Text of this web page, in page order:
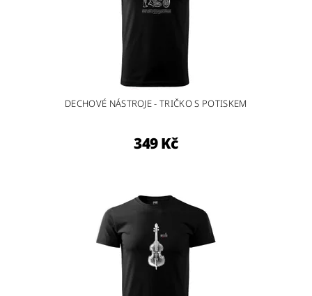
DECHOVÉ NÁSTROJE - TRIČKO S POTISKEM
349 Kč